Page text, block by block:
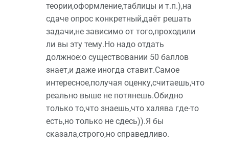
теории,оформление,таблицы и т.п.),на
сдаче опрос конкретный,даёт решать
задачи,не зависимо от того,проходили
ли вы эту тему.Но надо отдать
должное:о существовании 50 баллов
знает,и даже иногда ставит.Самое
интересное,получая оценку,считаешь,что
реально выше не потянешь.Обидно
только то,что знаешь,что халява где-то
есть,но только не сдесь)).Я бы
сказала,строго,но справедливо.